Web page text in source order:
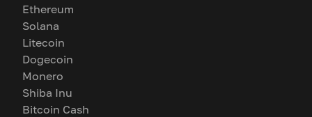
Ethereum
Solana
Litecoin
Dogecoin
Monero
Shiba Inu
Bitcoin Cash